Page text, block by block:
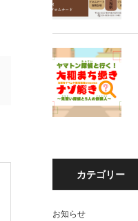
カテゴリー
お知らせ